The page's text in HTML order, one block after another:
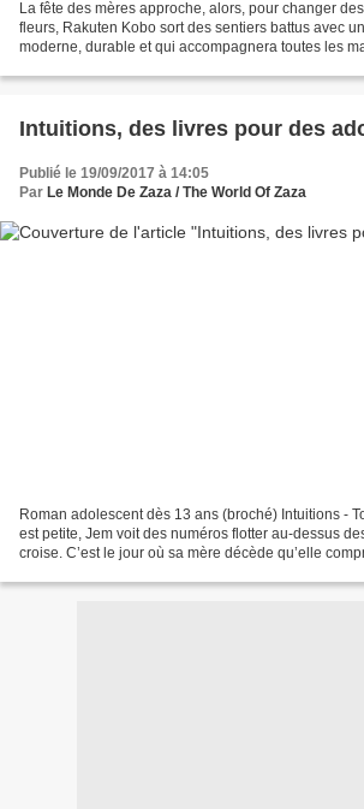
La fête des mères approche, alors, pour changer
fleurs, Rakuten Kobo sort des sentiers battus avec
moderne, durable et qui accompagnera toutes les
Intuitions, des livres pour des
Publié le 19/09/2017 à 14:05
Par Le Monde De Zaza / The World Of Zaza
Roman adolescent dès 13 ans (broché) Intuitions -
est petite, Jem voit des numéros flotter au-dessus
croise. C’est le jour où sa mère décède qu’elle